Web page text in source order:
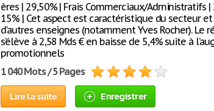
ères | 29,50% | Frais Commerciaux/Administratifs |
15% | Cet aspect est caractéristique du secteur
d’autres enseignes (notamment Yves Rocher). Le
s’élève à 2,58 Mds € en baisse de 5,4% suite à
promotionnels
1 040 Mots / 5 Pages
Lire la suite Enregistrer